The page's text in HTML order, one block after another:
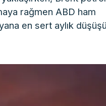
rağmen ABD ham
en sert aylık